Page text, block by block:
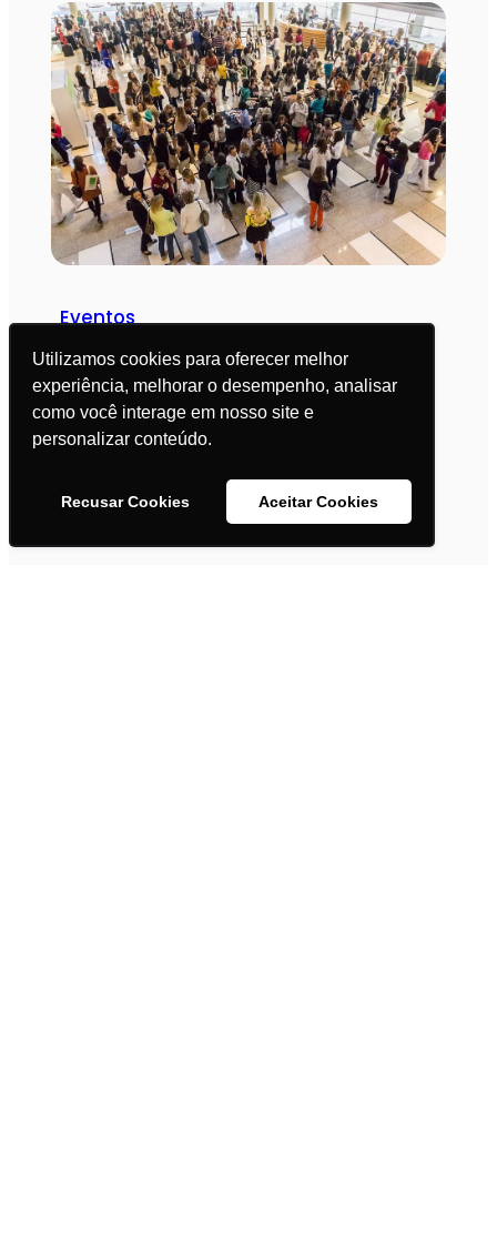
Utilizamos cookies para oferecer melhor
experiência, melhorar o desempenho, analisar
como você interage em nosso site e
personalizar conteúdo.
Recusar Cookies Aceitar Cookies
Eventos
41publicações
Saúde Intestinal
Obesidade/Emagrecimento